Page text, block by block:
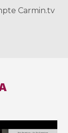
Carmin.tv